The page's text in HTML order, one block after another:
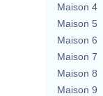
Maison 4
Maison 5
Maison 6
Maison 7
Maison 8
Maison 9